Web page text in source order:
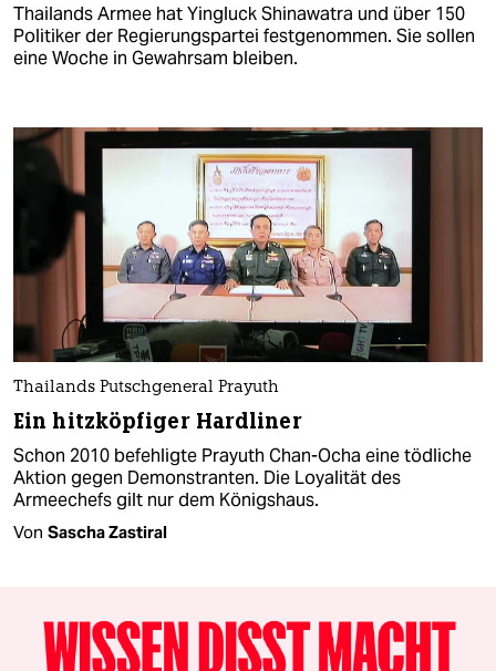
Thailands Armee hat Yingluck Shinawatra und über 150
Politiker der Regierungspartei festgenommen. Sie sollen
eine Woche in Gewahrsam bleiben.
Thailands Putschgeneral Prayuth
Ein hitzköpfiger Hardliner
Schon 2010 befehligte Prayuth Chan-Ocha eine tödliche
Aktion gegen Demonstranten. Die Loyalität des
Armeechefs gilt nur dem Königshaus.
Von Sascha Zastiral